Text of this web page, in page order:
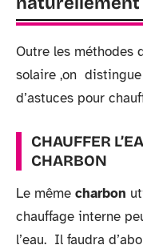
Outre les méthodes
solaire ,on
d’astuces pour
CHAUFFER
CHARBON
Le même charbon
chauffage interne
l’eau. Il faudra